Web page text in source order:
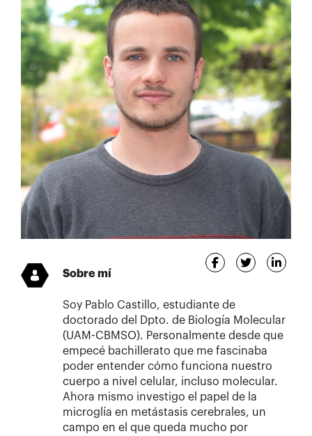
Sobre mí
Soy Pablo Castillo, estudiante de
doctorado del Dpto. de Biología Molecular
(UAM-CBMSO). Personalmente desde que
empecé bachillerato que me fascinaba
poder entender cómo funciona nuestro
cuerpo a nivel celular, incluso molecular.
Ahora mismo investigo el papel de la
microglía en metástasis cerebrales, un
campo en el que queda mucho por